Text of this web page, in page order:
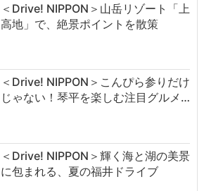
＜Drive! NIPPON＞山岳リゾート「上
高地」で、絶景ポイントを散策
＜Drive! NIPPON＞こんぴら参りだけ
じゃない！琴平を楽しむ注目グルメ…
＜Drive! NIPPON＞輝く海と湖の美景
に包まれる、夏の福井ドライブ